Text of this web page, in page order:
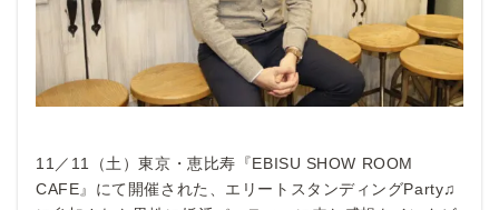
11／11（土）東京・恵比寿『EBISU SHOW ROOM
CAFE』にて開催された、エリートスタンディングParty♫